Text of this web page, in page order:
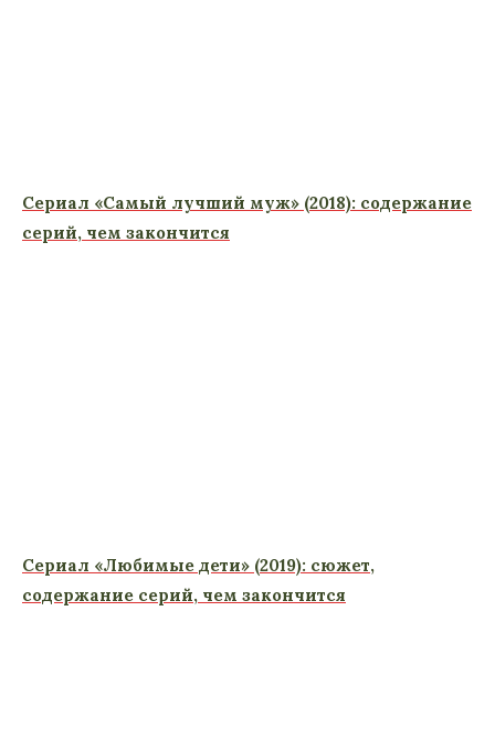
Сериал «Самый лучший муж» (2018): содержание
серий, чем закончится
Сериал «Любимые дети» (2019): сюжет,
содержание серий, чем закончится